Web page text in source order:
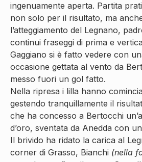
ingenuamente aperta. Partita
non solo per il risultato, ma
l’atteggiamento del Legnano,
continui fraseggi di prima e
Gaggiano si è fatto vedere con
occasione gettata al vento da
messo fuori un gol fatto.
Nella ripresa i lilla hanno
gestendo tranquillamente il
che ha concesso a Bertocchi
d’oro, sventata da Anedda con
Il brivido ha ridato la carica al
corner di Grasso, Bianchi (nella